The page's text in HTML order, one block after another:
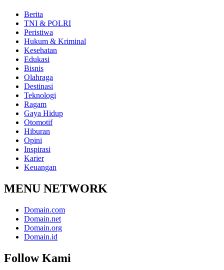
Berita
TNI & POLRI
Peristiwa
Hukum & Kriminal
Kesehatan
Edukasi
Bisnis
Olahraga
Destinasi
Teknologi
Ragam
Gaya Hidup
Otomotif
Hiburan
Opini
Inspirasi
Karier
Keuangan
MENU NETWORK
Domain.com
Domain.net
Domain.org
Domain.id
Follow Kami